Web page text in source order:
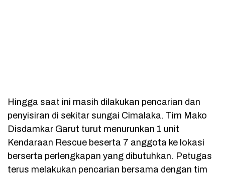
Hingga saat ini masih dilakukan pencarian dan
penyisiran di sekitar sungai Cimalaka. Tim Mako
Disdamkar Garut turut menurunkan 1 unit
Kendaraan Rescue beserta 7 anggota ke lokasi
berserta perlengkapan yang dibutuhkan. Petugas
terus melakukan pencarian bersama dengan tim